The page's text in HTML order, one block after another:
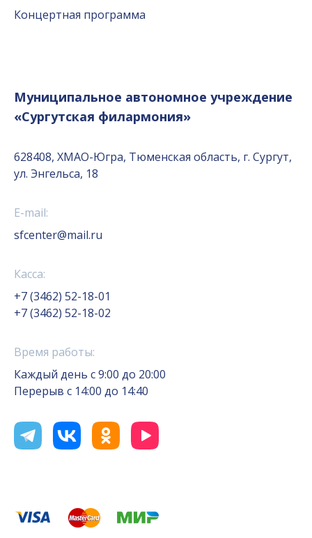
Концертная программа
Муниципальное автономное учреждение
«Сургутская филармония»
628408, ХМАО-Югра, Тюменская область, г. Сургут,
ул. Энгельса, 18
E-mail:
sfcenter@mail.ru
Касса:
+7 (3462) 52-18-01
+7 (3462) 52-18-02
Время работы:
Каждый день с 9:00 до 20:00
Перерыв с 14:00 до 14:40